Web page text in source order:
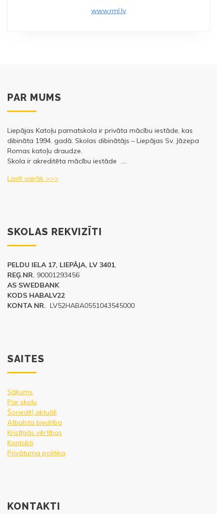
www.rml.lv
PAR MUMS
Liepājas Katoļu pamatskola ir privāta mācību iestāde, kas
dibināta 1994. gadā. Skolas dibinātājs – Liepājas Sv. Jāzepa
Romas katoļu draudze.
Skola ir akreditēta mācību iestāde ….
Lasīt vairāk >>>
SKOLAS REKVIZĪTI
PELDU IELA 17, LIEPĀJA, LV 3401,
REĢ.NR. 90001293456
AS SWEDBANK
KODS HABALV22
KONTA NR. LV52HABA0551043545000
SAITES
Sākums
Par skolu
Šonedēļ aktuāli
Atbalsta biedrība
Kristīgās vērtības
Kontakti
Privātuma politika
KONTAKTI